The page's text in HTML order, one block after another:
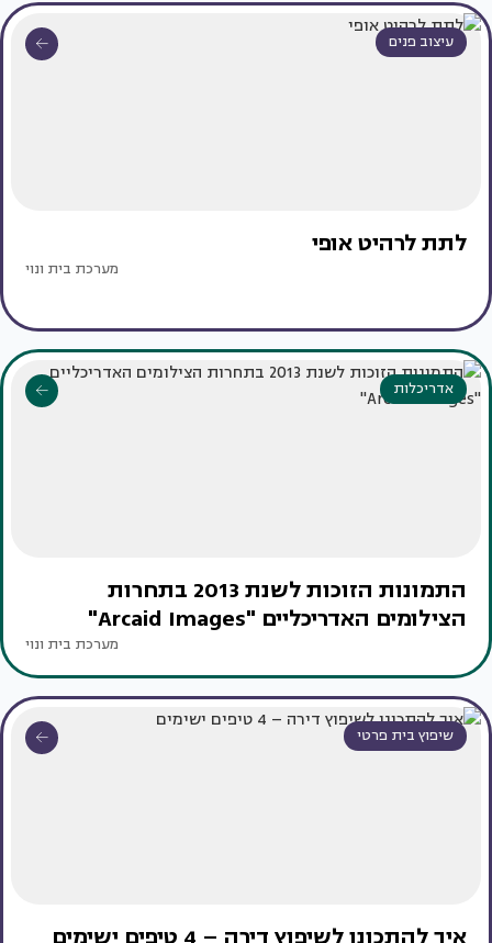
עיצוב פנים
לתת לרהיט אופי
מערכת בית ונוי
אדריכלות
התמונות הזוכות לשנת 2013 בתחרות
הצילומים האדריכליים "Arcaid Images"
מערכת בית ונוי
שיפוץ בית פרטי